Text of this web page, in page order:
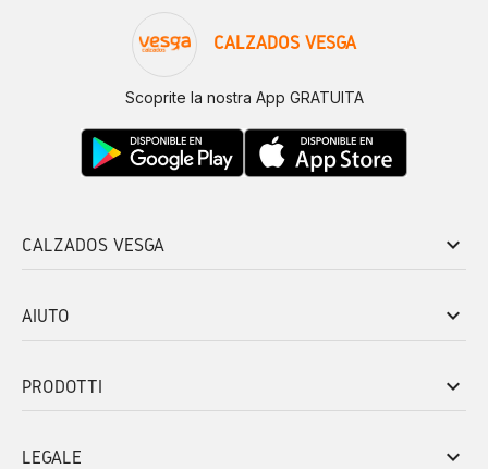
CALZADOS VESGA
Scoprite la nostra App GRATUITA
CALZADOS VESGA keyboard_arrow_down
AIUTO keyboard_arrow_down
PRODOTTI keyboard_arrow_down
LEGALE keyboard_arrow_down